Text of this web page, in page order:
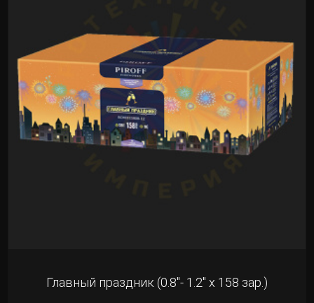
Главный праздник (0.8"- 1.2" х 158 зар.)